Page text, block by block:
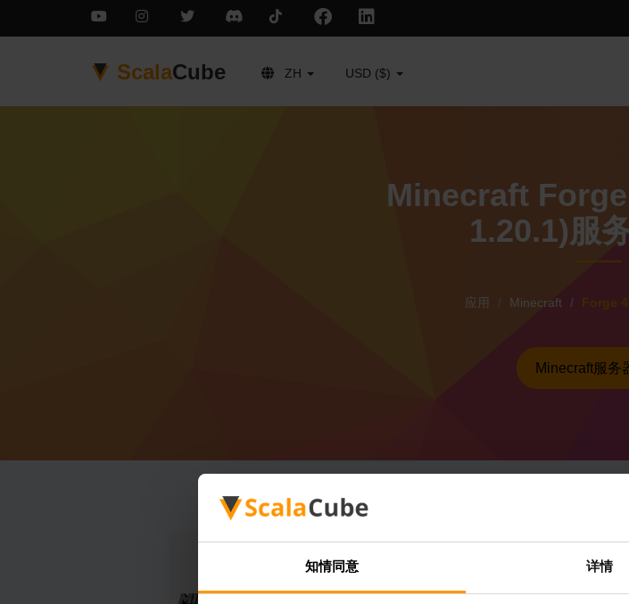
知情同意 详情
ScalaCube ZH USD ($)
Minecraft
1.20.1)服
应用 Minecraft Forge
Minecraft服务
如何创
服务器